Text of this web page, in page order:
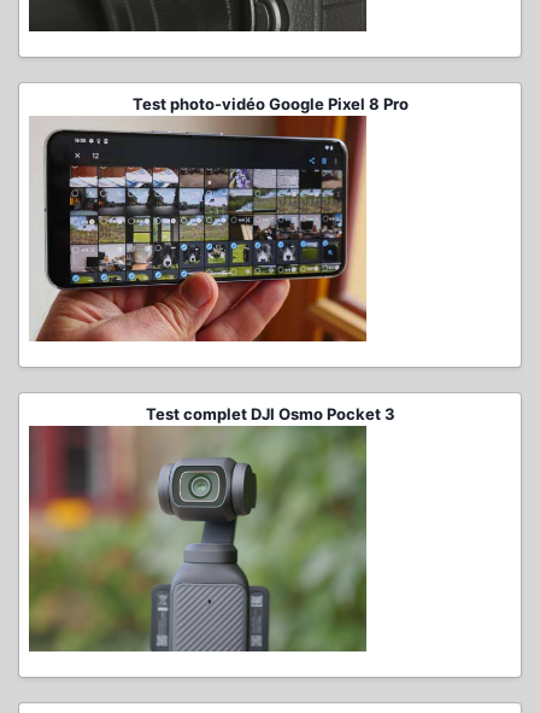
Test photo-vidéo Google Pixel 8 Pro
Test complet DJI Osmo Pocket 3